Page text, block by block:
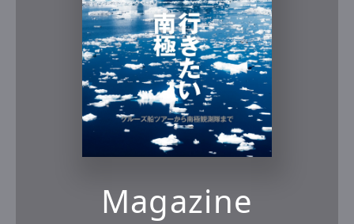
Pen international Pen tw
Magazine